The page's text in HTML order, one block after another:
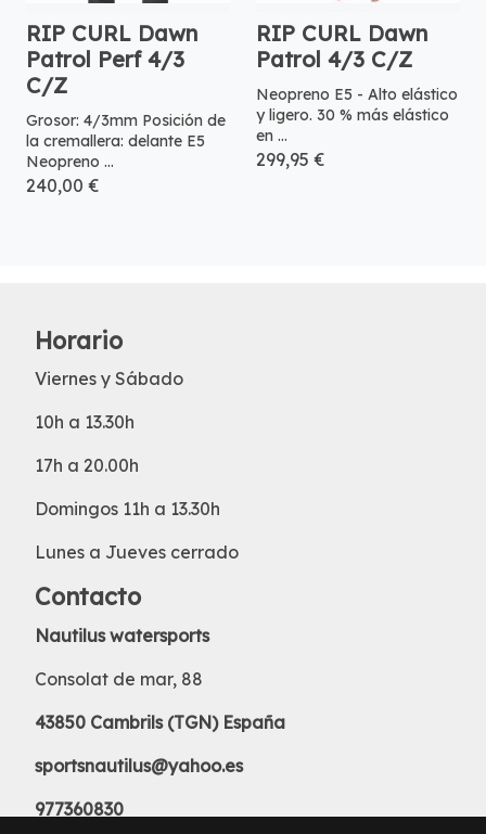
RIP CURL Dawn
Patrol Perf 4/3
C/Z
Grosor: 4/3mm Posición de
la cremallera: delante E5
Neopreno ...
240,00 €
RIP CURL Dawn
Patrol 4/3 C/Z
Neopreno E5 - Alto elástico
y ligero. 30 % más elástico
en ...
299,95 €
Horario
Viernes y Sábado
10h a 13.30h
17h a 20.00h
Domingos 11h a 13.30h
Lunes a Jueves cerrado
Contacto
Nautilus watersports
Consolat de mar, 88
43850 Cambrils (TGN) España
sportsnautilus@yahoo.es
977360830